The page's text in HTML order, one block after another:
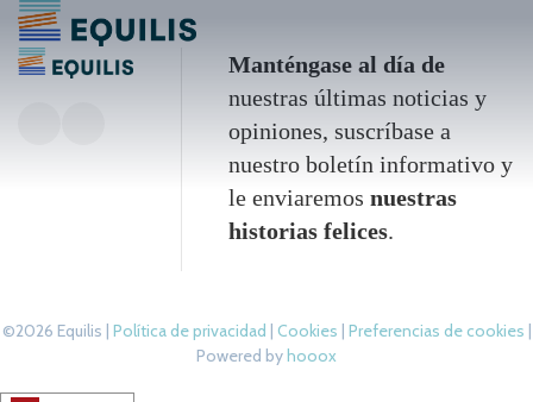
Manténgase al día de
nuestras últimas noticias y
opiniones, suscríbase a
nuestro boletín informativo y
le enviaremosnuestras
historias felices.
©2026 Equilis | Política de privacidad | Cookies | Preferencias de cookies |
Powered byhooox